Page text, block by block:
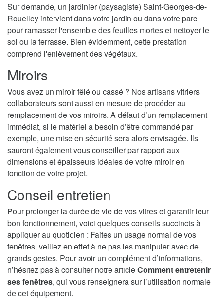
Sur demande, un jardinier (paysagiste) Saint-Georges-de-
Rouelley intervient dans votre jardin ou dans votre parc
pour ramasser l'ensemble des feuilles mortes et nettoyer le
sol ou la terrasse. Bien évidemment, cette prestation
comprend l'enlèvement des végétaux.
Miroirs
Vous avez un miroir fêlé ou cassé ? Nos artisans vitriers
collaborateurs sont aussi en mesure de procéder au
remplacement de vos miroirs. A défaut d’un remplacement
immédiat, si le matériel a besoin d’être commandé par
exemple, une mise en sécurité sera alors envisagée. Ils
sauront également vous conseiller par rapport aux
dimensions et épaisseurs idéales de votre miroir en
fonction de votre projet.
Conseil entretien
Pour prolonger la durée de vie de vos vitres et garantir leur
bon fonctionnement, voici quelques conseils succincts à
appliquer au quotidien : Faites un usage normal de vos
fenêtres, veillez en effet à ne pas les manipuler avec de
grands gestes. Pour avoir un complément d’informations,
n’hésitez pas à consulter notre articleComment entretenir
ses fenêtres, qui vous renseignera sur l’utilisation normale
de cet équipement.